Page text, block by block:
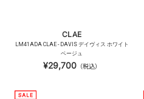
CLAE
LM41ADA CLAE - DAVIS デイヴィス ホワイト
ベージュ
¥29,700（税込）